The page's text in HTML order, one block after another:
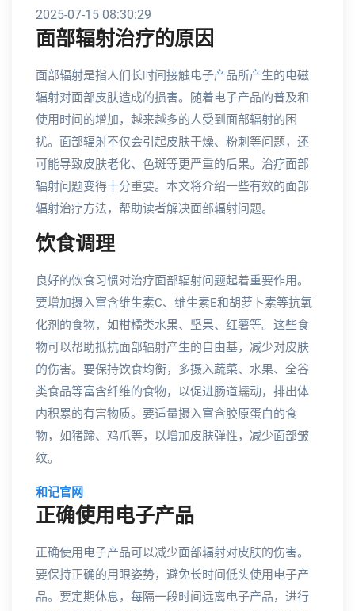
2025-07-15 08:30:29
面部辐射治疗的原因
面部辐射是指人们长时间接触电子产品所产生的电磁
辐射对面部皮肤造成的损害。随着电子产品的普及和
使用时间的增加，越来越多的人受到面部辐射的困
扰。面部辐射不仅会引起皮肤干燥、粉刺等问题，还
可能导致皮肤老化、色斑等更严重的后果。治疗面部
辐射问题变得十分重要。本文将介绍一些有效的面部
辐射治疗方法，帮助读者解决面部辐射问题。
饮食调理
良好的饮食习惯对治疗面部辐射问题起着重要作用。
要增加摄入富含维生素C、维生素E和胡萝卜素等抗氧
化剂的食物，如柑橘类水果、坚果、红薯等。这些食
物可以帮助抵抗面部辐射产生的自由基，减少对皮肤
的伤害。要保持饮食均衡，多摄入蔬菜、水果、全谷
类食品等富含纤维的食物，以促进肠道蠕动，排出体
内积累的有害物质。要适量摄入富含胶原蛋白的食
物，如猪蹄、鸡爪等，以增加皮肤弹性，减少面部皱
纹。
和记官网
正确使用电子产品
正确使用电子产品可以减少面部辐射对皮肤的伤害。
要保持正确的用眼姿势，避免长时间低头使用电子产
品。要定期休息，每隔一段时间远离电子产品，进行